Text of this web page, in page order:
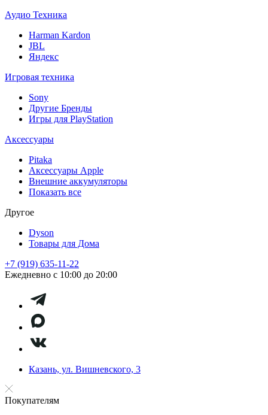
Аудио Техника
Harman Kardon
JBL
Яндекс
Игровая техника
Sony
Другие Бренды
Игры для PlayStation
Аксессуары
Pitaka
Аксессуары Apple
Внешние аккумуляторы
Показать все
Другое
Dyson
Товары для Дома
+7 (919) 635-11-22
Ежедневно с 10:00 до 20:00
Казань, ул. Вишневского, 3
Покупателям